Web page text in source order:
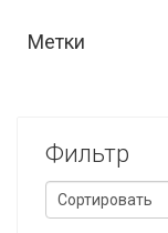
Метки
Фильтр